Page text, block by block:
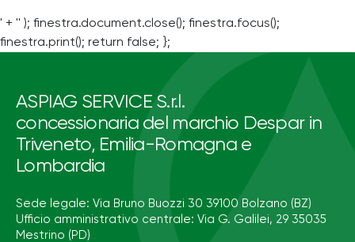
' + '' ); finestra.document.close(); finestra.focus();
finestra.print(); return false; };
ASPIAG SERVICE S.r.l.
concessionaria del marchio Despar in
Triveneto, Emilia-Romagna e
Lombardia
Sede legale: Via Bruno Buozzi 30 39100 Bolzano (BZ)
Ufficio amministrativo centrale: Via G. Galilei, 29 35035
Mestrino (PD)